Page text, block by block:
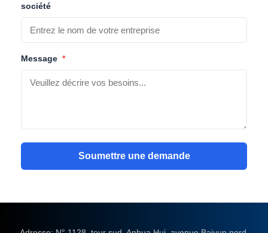
société
Message *
Soumettre une demande